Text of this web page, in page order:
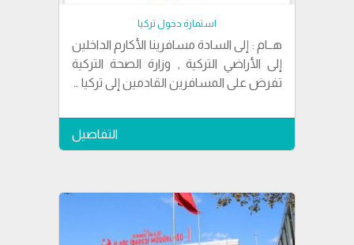
استمارة دخول تركيا
هــام : إلى السادة مسافرينا الأكارم الداخلين
إلى الأراضي التركية , وزارة الصحة التركية
تفرض على المسافرين القادمين إلى تركيا …
التفاصيل